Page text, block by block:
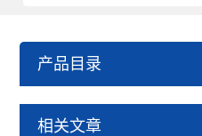
产品目录
光学元件
相关文章